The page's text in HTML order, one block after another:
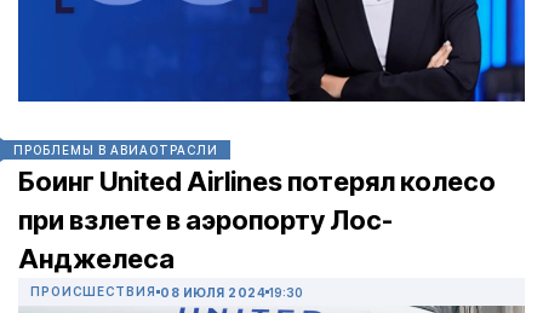
ПРОБЛЕМЫ В АВИАОТРАСЛИ
Боинг United Airlines потерял колесо
при взлете в аэропорту Лос-
Анджелеса
ПРОИСШЕСТВИЯ 08 ИЮЛЯ 2024 19:30